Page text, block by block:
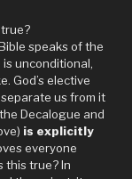
speaks of the
is unconditional,
God’s elective
us from it
Decalogue and
is explicitly
everyone
this true? In